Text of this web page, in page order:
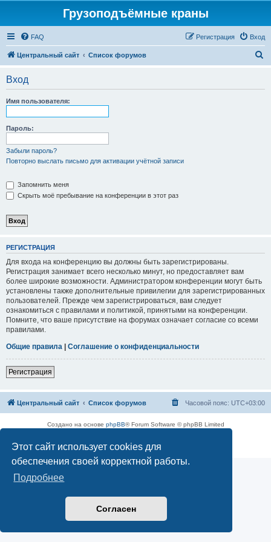
Этот сайт использует cookies для
обеспечения своей корректной работы.
Подробнее
Согласен
Грузоподъёмные краны
FAQ Вход
Регистрация
Центральный сайт Список форумов
Вход
Имя пользователя:
Пароль:
Забыли пароль?
Повторно выслать письмо для активации учётной записи
Запомнить меня
Скрыть моё пребывание на конференции в этот раз
РЕГИСТРАЦИЯ
Для входа на конференцию вы должны быть зарегистрированы.
Регистрация занимает всего несколько минут, но предоставляет вам
более широкие возможности. Администратором конференции могут быть
установлены также дополнительные привилегии для зарегистрированных
пользователей. Прежде чем зарегистрироваться, вам следует
ознакомиться с правилами и политикой, принятыми на конференции.
Помните, что ваше присутствие на форумах означает согласие со всеми
правилами.
Общие правила | Соглашение о конфиденциальности
Регистрация
Центральный сайт Список форумов Часовой пояс: UTC+03:00
Создано на основе phpBB® Forum Software © phpBB Limited
Конфиденциальность|Правила